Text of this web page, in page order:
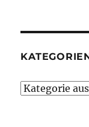
Kategorien